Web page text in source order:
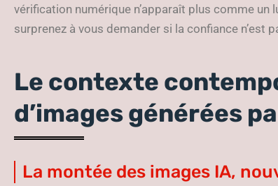
vérification numérique n’apparaît plus comme un
surprenez à vous demander si la confiance n’est
Le contexte
d’images générées
La montée des images IA,